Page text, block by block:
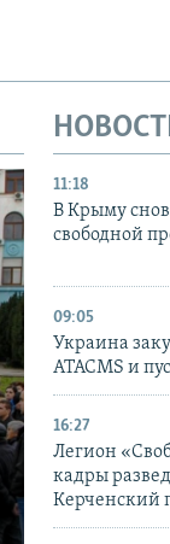
11:18
В Крыму
свободной
09:05
Украина
ATACMS и
16:27
Легион
кадры
Керченский